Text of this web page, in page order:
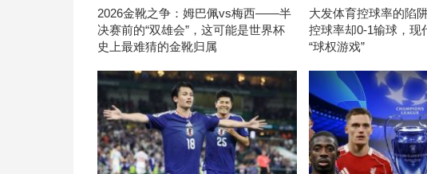
2026金靴之争：姆巴佩vs梅西——半
决赛前的“双雄会”，这可能是世界杯
史上最难猜的金靴归属
大发体育控球率的陷
控球率却0-1输球，现
“球权游戏”